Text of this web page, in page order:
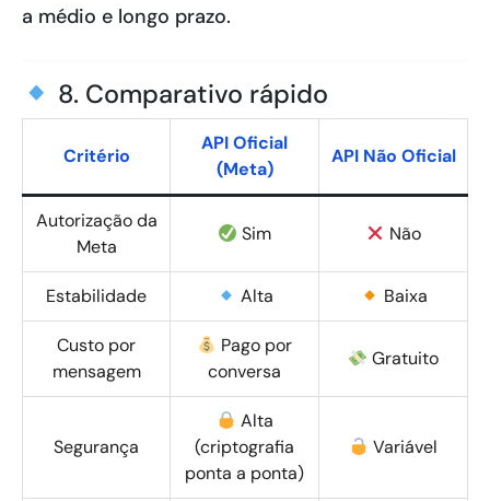
a médio e longo prazo.
8. Comparativo rápido
Critério
API Oficial
(Meta)
API Não Oficial
Autorização da
Meta
Sim Não
Estabilidade Alta Baixa
Custo por
mensagem
Pago por
conversa
Gratuito
Segurança
Alta
(criptografia
ponta a ponta)
Variável